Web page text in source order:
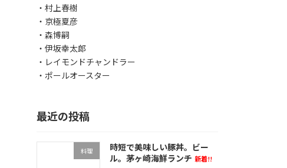
・村上春樹
・京極夏彦
・森博嗣
・伊坂幸太郎
・レイモンドチャンドラー
・ポールオースター
最近の投稿
料理
時短で美味しい豚丼。ビー
ル。茅ヶ崎海鮮ランチ 新着!!